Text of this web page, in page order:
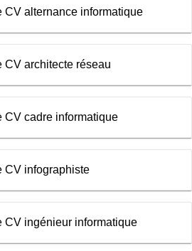
CV alternance informatique
CV architecte réseau
CV cadre informatique
CV infographiste
CV ingénieur informatique